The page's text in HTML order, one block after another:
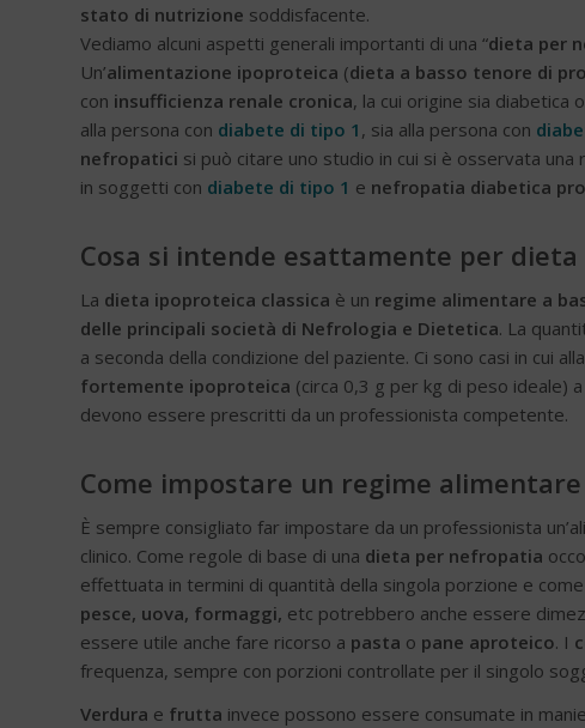
stato di nutrizione soddisfacente.
Vediamo alcuni aspetti generali importanti di una “dieta per
Un’alimentazione ipoproteica (dieta a basso tenore di
con insufficienza renale cronica, la cui origine sia diabetica
alla persona con diabete di tipo 1 , sia alla persona con
nefropatici si può citare uno studio in cui si è osservata
in soggetti con diabete di tipo 1 e nefropatia diabetica
Cosa si intende esattamente per
La dieta ipoproteica classica è un regime alimentare a
delle principali società di Nefrologia e Dietetica. La
a seconda della condizione del paziente. Ci sono casi in cui alla
fortemente ipoproteica (circa 0,3 g per kg di peso ideale)
devono essere prescritti da un professionista competente.
Come impostare un regime
È sempre consigliato far impostare da un professionista
clinico. Come regole di base di una dieta per nefropatia
effettuata in termini di quantità della singola porzione e
pesce, uova, formaggi, etc potrebbero anche essere
essere utile anche fare ricorso a pasta o pane aproteico. I
frequenza, sempre con porzioni controllate per il singolo
Verdura e frutta invece possono essere consumate in